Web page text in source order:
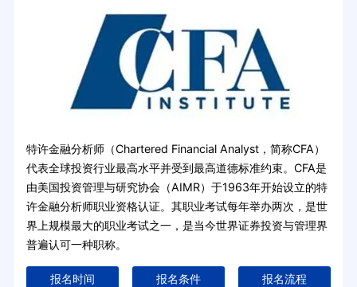
特许金融分析师（Chartered Financial Analyst，简称CFA）
代表全球投资行业最高水平并受到最高道德标准约束。CFA是
由美国投资管理与研究协会（AIMR）于1963年开始设立的特
许金融分析师职业资格认证。其职业考试每年举办两次，是世
界上规模最大的职业考试之一，是当今世界证券投资与管理界
普遍认可一种职称。
报名时间 报名条件 报名流程